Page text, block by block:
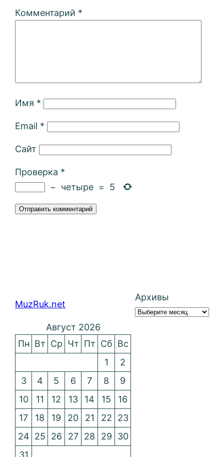
Комментарий *
Имя *
Email *
Сайт
Проверка *
−
четыре = 5
MuzRuk.net
Архивы
Август 2026
Пн Вт Ср Чт Пт Сб Вс
1
2
3
4 5 6 7 8
9
10
11 12 13 14 15
16
17
18 19 20 21 22
23
24 25 26 27 28 29
30